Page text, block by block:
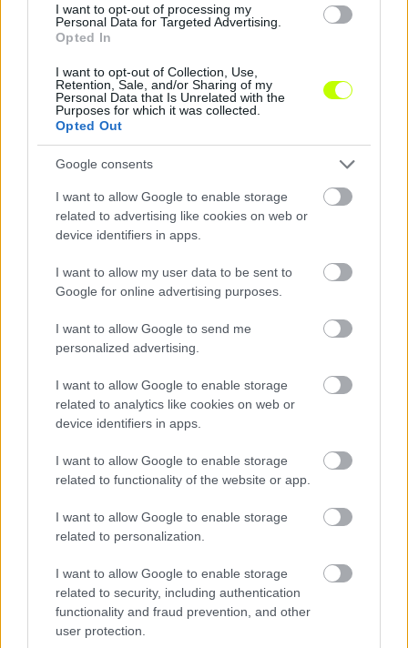
I want to opt-out of processing my
Personal Data for Targeted Advertising.
Opted In
I want to opt-out of Collection, Use,
Retention, Sale, and/or Sharing of my
Personal Data that Is Unrelated with the
Purposes for which it was collected.
Opted Out
Google consents
I want to allow Google to enable storage
related to advertising like cookies on web or
device identifiers in apps.
I want to allow my user data to be sent to
Google for online advertising purposes.
I want to allow Google to send me
personalized advertising.
I want to allow Google to enable storage
related to analytics like cookies on web or
device identifiers in apps.
I want to allow Google to enable storage
related to functionality of the website or app.
I want to allow Google to enable storage
related to personalization.
I want to allow Google to enable storage
related to security, including authentication
functionality and fraud prevention, and other
user protection.
„Lukast nemcsak a Somorja mérkőzésein követtük
figyelemmel, de néhányszor az A-csapatunk
edzésfolyamatában is részt vett. Egy érdekes
játékosról van szó, akivel szeretnénk együtt
dolgozni. Csak rajta múlik, hogyan él az adódó
lehetőséggel. Ez egyúttal a többi somorjai
labdarúgó számára is egy jel, hogy őket is
figyeljük. Becsülettel kell dolgozniuk magukon,
hiszen sosem tudhatják, mikor nyílhat meg az a
bizonyos ajtó előttük, aztán már csak magán a
futballistán és a közös munkán múlik, hogy
kinyerjük a tehetségét. Bízom benne, hogy
Lukáš estében ez olyan mértékben sikerülni fog,
hogy mindannyian kellemesen meglepettek és
elégedettek leszünk” – fűzte hozzá Adrian
Guľa vezetőedző.
Lukas, Isten hozott újra a DAC-ban és sok sikert!"